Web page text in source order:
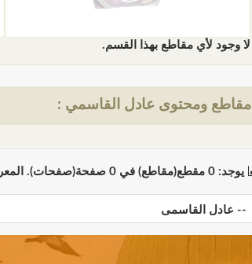
لا وجود لأي مقاطع بهذا القسم.
مقاطع ومحتوى عادل القاسمي :
يوجد: 0 مقطع(مقاطع) في 0 صفحة(صفحات). المعروض: مقاطع 0 إلى 0.